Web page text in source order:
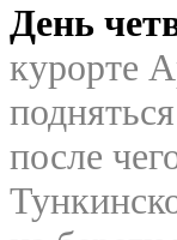
День
курорте
после